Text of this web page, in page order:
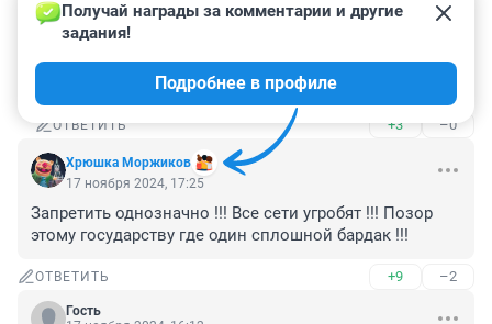
на соседей по квадратам, а на тебя только по
нормативу 70Квт и даже за ОДН по Нормативу :)))))
Хотели же назад в СССР, вот пожалуйста ! всё в
ОТВЕТИТЬ +3 –0
Хрюшка Моржиков
Получай награды за комментарии и другие
задания!
Подробнее в профиле
17 ноября 2024, 17:25
Запретить однозначно !!! Все сети угробят !!! Позор
этому государству где один сплошной бардак !!!
ОТВЕТИТЬ +9 –2
Гость